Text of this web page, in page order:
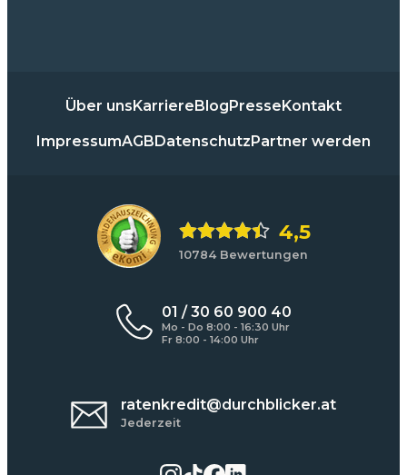
Über uns Karriere Blog Presse Kontakt
ImpressumAGB Datenschutz Partner werden
4,5
10784 Bewertungen
01 / 30 60 900 40
Mo - Do 8:00 - 16:30 Uhr
Fr 8:00 - 14:00 Uhr
ratenkredit@durchblicker.at
Jederzeit